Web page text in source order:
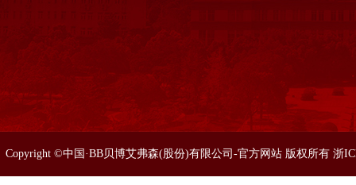
Copyright ©中国·BB贝博艾弗森(股份)有限公司-官方网站 版权所有 浙